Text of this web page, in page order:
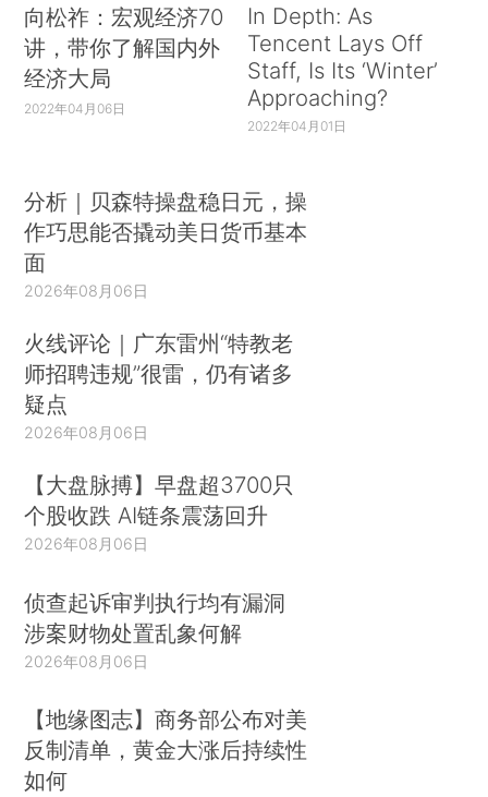
向松祚：宏观经济70
讲，带你了解国内外
经济大局
2022年04月06日
In Depth: As
Tencent Lays Off
Staff, Is Its ‘Winter’
Approaching?
2022年04月01日
分析｜贝森特操盘稳日元，操
作巧思能否撬动美日货币基本
面
2026年08月06日
火线评论｜广东雷州“特教老
师招聘违规”很雷，仍有诸多
疑点
2026年08月06日
【大盘脉搏】早盘超3700只
个股收跌 AI链条震荡回升
2026年08月06日
侦查起诉审判执行均有漏洞
涉案财物处置乱象何解
2026年08月06日
【地缘图志】商务部公布对美
反制清单，黄金大涨后持续性
如何